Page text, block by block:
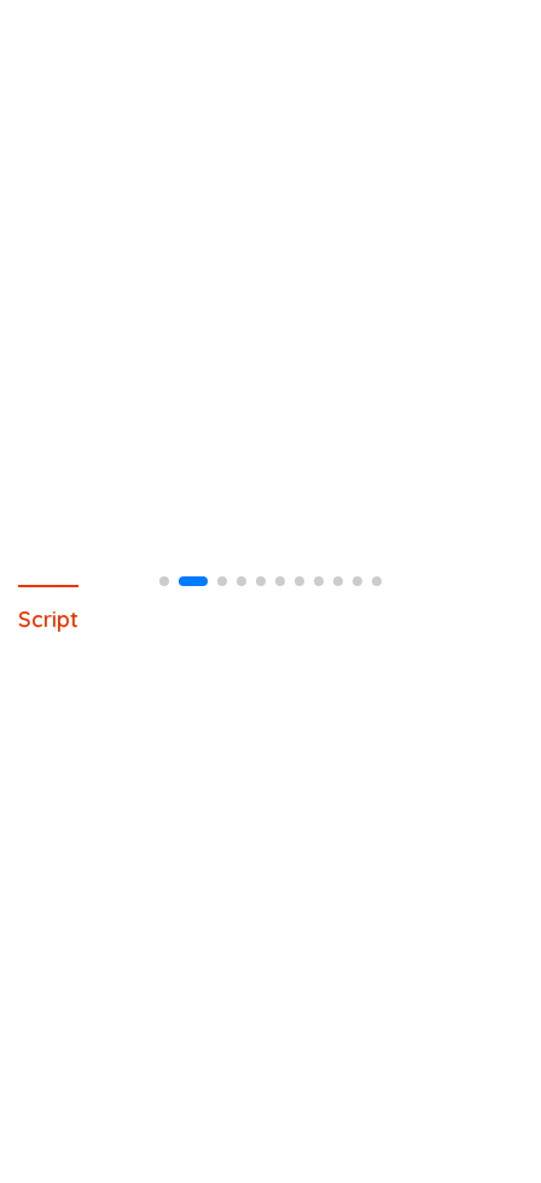
Script